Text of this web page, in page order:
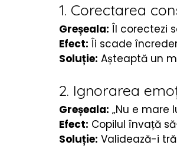
1. Corectarea
Greșeala: Îl corectezi
Efect: Îi scade
Soluție: Așteaptă un
2. Ignorarea
Greșeala: „Nu e mare
Efect: Copilul învață
Soluție: Validează-i